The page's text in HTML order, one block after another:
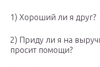
1) Хороший ли я друг?
2) Приду ли я на
просит помощи?